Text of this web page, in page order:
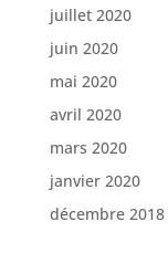
juillet 2020
juin 2020
mai 2020
avril 2020
mars 2020
janvier 2020
décembre 2018